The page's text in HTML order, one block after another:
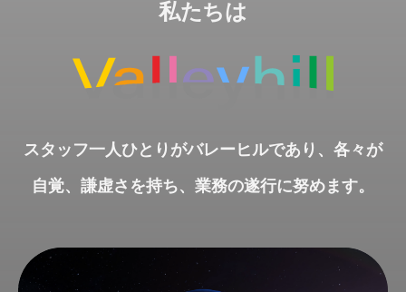
私たちは
スタッフ一人ひとりがバレーヒルであり、各々が
自覚、謙虚さを持ち、業務の遂行に努めます。